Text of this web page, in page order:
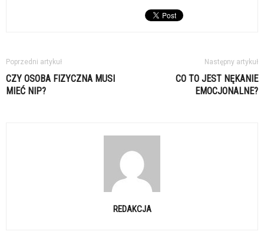
Poprzedni artykuł
CZY OSOBA FIZYCZNA MUSI
MIEĆ NIP?
Następny artykuł
CO TO JEST NĘKANIE
EMOCJONALNE?
REDAKCJA